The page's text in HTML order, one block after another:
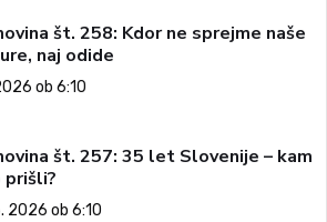
št. 258: Kdor ne sprejme naše
naj odide
ob 6:10
št. 257: 35 let Slovenije – kam
prišli?
2026 ob 6:10